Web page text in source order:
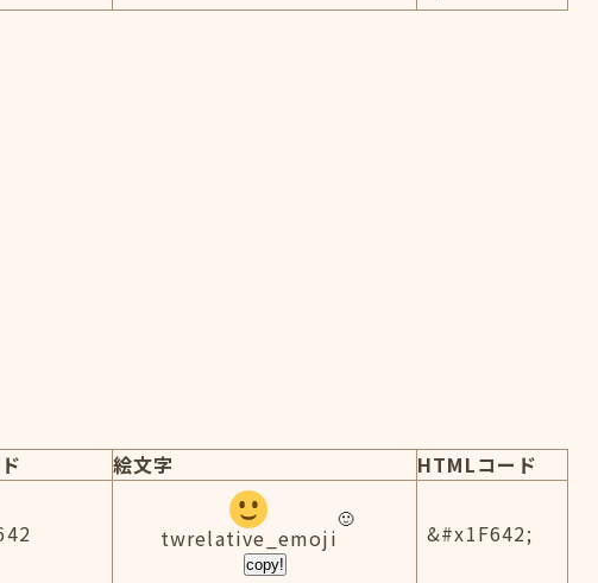
絵文字
HTMLコード
twrelative_emoji
copy!
&#x1F642;